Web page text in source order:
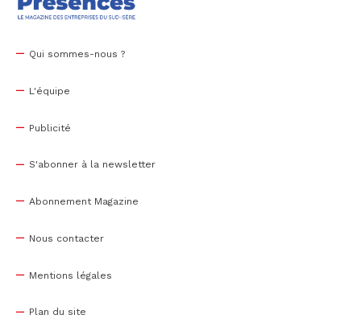
Qui sommes-nous ?
L'équipe
Publicité
S'abonner à la newsletter
Abonnement Magazine
Nous contacter
Mentions légales
Plan du site